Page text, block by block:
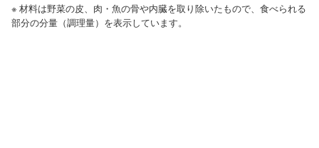
※ 材料は野菜の皮、肉・魚の骨や内臓を取り除いたもので、食べられる
部分の分量（調理量）を表示しています。